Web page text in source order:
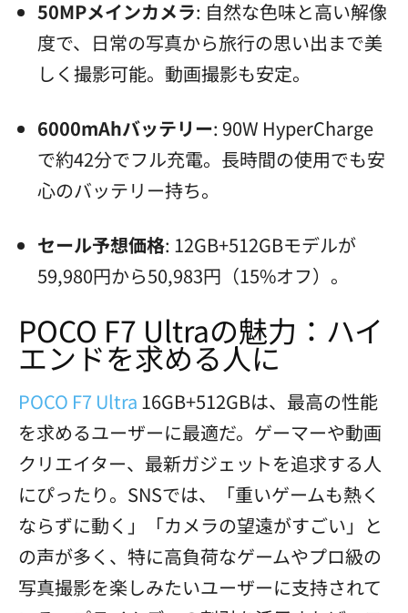
50MPメインカメラ: 自然な色味と高い解像
度で、日常の写真から旅行の思い出まで美
しく撮影可能。動画撮影も安定。
6000mAhバッテリー: 90W HyperCharge
で約42分でフル充電。長時間の使用でも安
心のバッテリー持ち。
セール予想価格: 12GB+512GBモデルが
59,980円から50,983円（15%オフ）。
POCO F7 Ultraの魅力：ハイ
エンドを求める人に
POCO F7 Ultra 16GB+512GBは、最高の性能
を求めるユーザーに最適だ。ゲーマーや動画
クリエイター、最新ガジェットを追求する人
にぴったり。SNSでは、「重いゲームも熱く
ならずに動く」「カメラの望遠がすごい」と
の声が多く、特に高負荷なゲームやプロ級の
写真撮影を楽しみたいユーザーに支持されて